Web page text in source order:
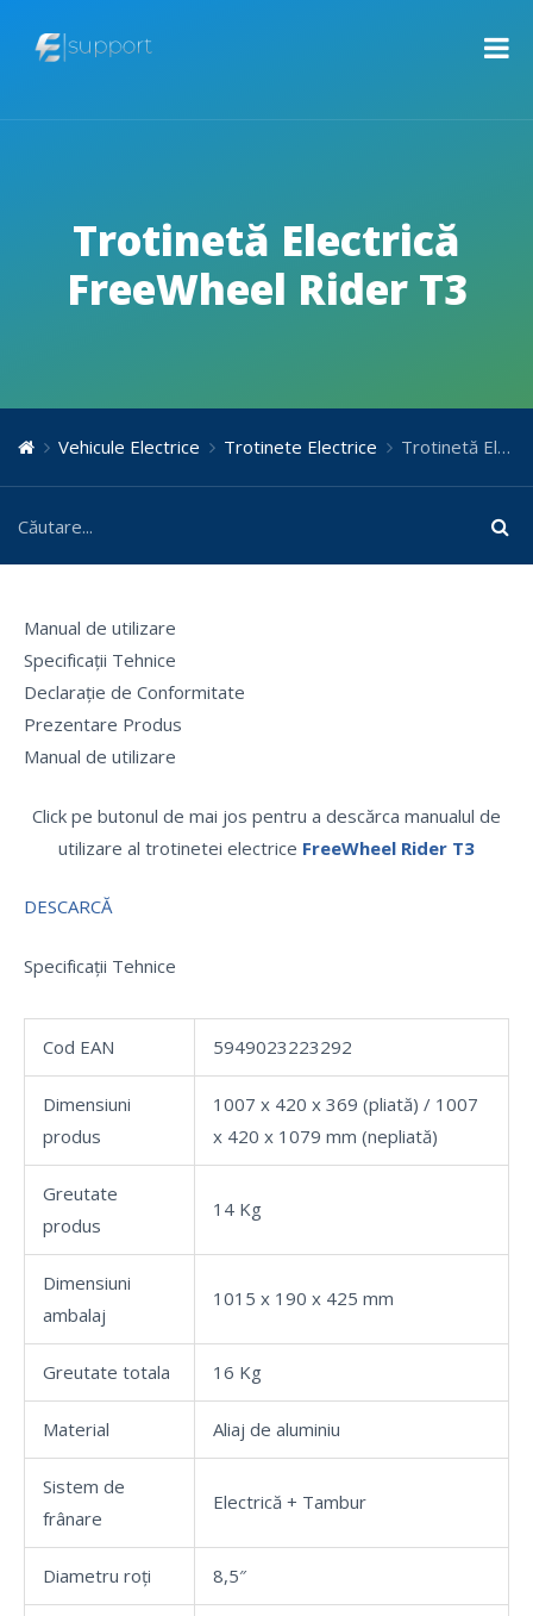
Trotinetă Electrică
FreeWheel Rider T3
Vehicule Electrice Trotinete Electrice Trotinetă Electrică FreeWheel Rider T3
Manual de utilizare
Specificații Tehnice
Declarație de Conformitate
Prezentare Produs
Manual de utilizare
Click pe butonul de mai jos pentru a descărca manualul de
utilizare al trotinetei electrice FreeWheel Rider T3
DESCARCĂ
Specificații Tehnice
Cod EAN 5949023223292
Dimensiuni
produs
1007 x 420 x 369 (pliată) / 1007
x 420 x 1079 mm (nepliată)
Greutate
produs
14 Kg
Dimensiuni
ambalaj
1015 x 190 x 425 mm
Greutate totala 16 Kg
Material Aliaj de aluminiu
Sistem de
frânare
Electrică + Tambur
Diametru roți 8,5″